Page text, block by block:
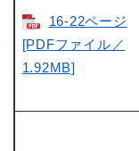
16-22ページ
[PDFファイル／
1.92MB]